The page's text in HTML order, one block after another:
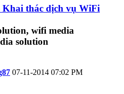
thác dịch vụ WiFi
07-11-2014 07:02 PM